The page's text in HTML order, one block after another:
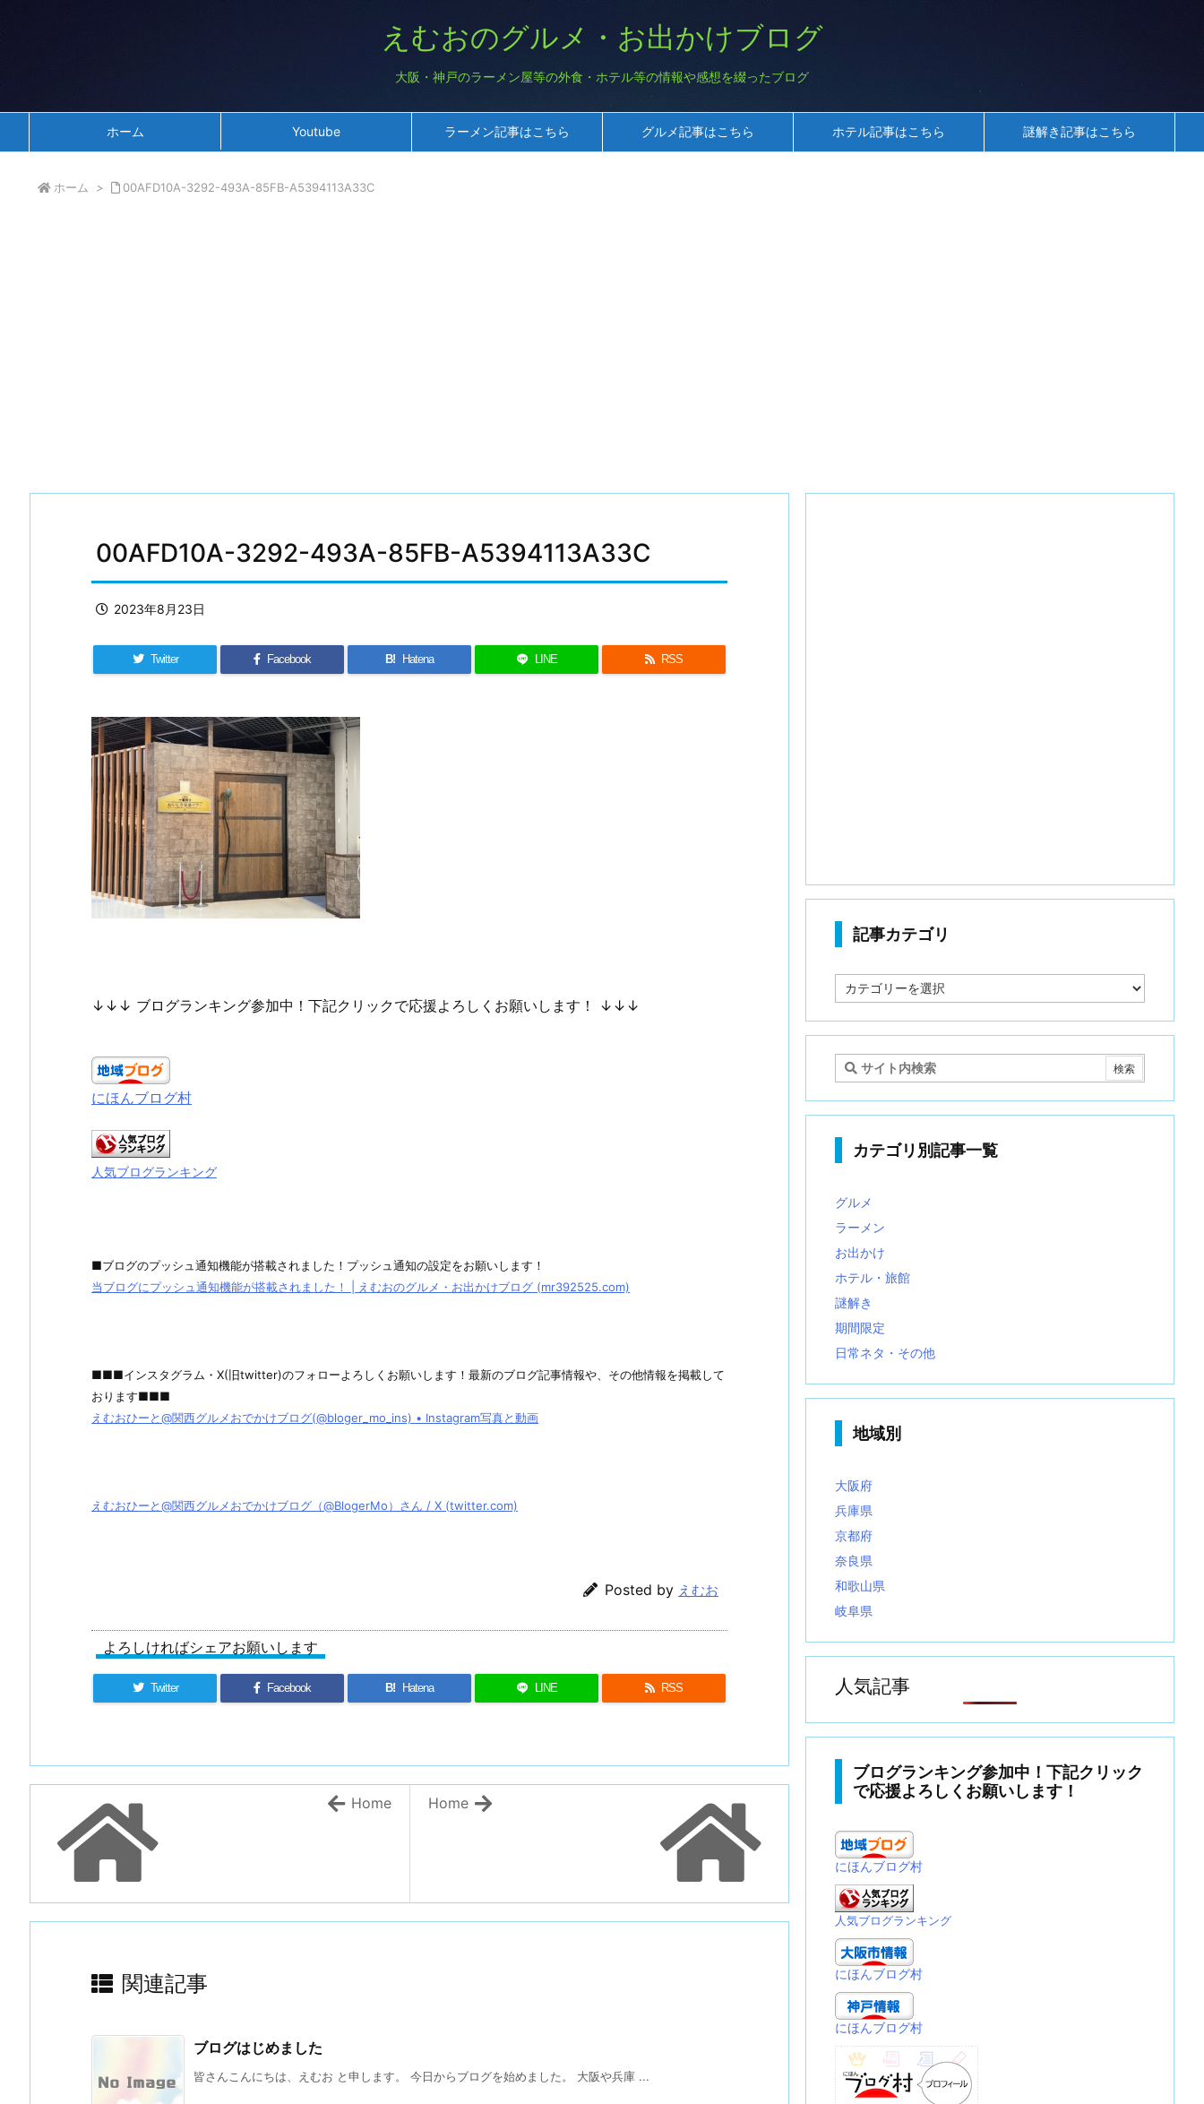
えむおのグルメ・お出かけブログ
大阪・神戸のラーメン屋等の外食・ホテル等の情報や感想を綴ったブログ
ホーム Youtube ラーメン記事はこちら グルメ記事はこちら ホテル記事はこちら 謎解き記事はこちら
ホーム > 00AFD10A-3292-493A-85FB-A5394113A33C
00AFD10A-3292-493A-85FB-A5394113A33C
2023年8月23日
Twitter Facebook B! Hatena LINE RSS
↓↓↓ ブログランキング参加中！下記クリックで応援よろしくお願いします！ ↓↓↓
にほんブログ村
人気ブログランキング
■ブログのプッシュ通知機能が搭載されました！プッシュ通知の設定をお願いします！
当ブログにプッシュ通知機能が搭載されました！ | えむおのグルメ・お出かけブログ (mr392525.com)
■■■インスタグラム・X(旧twitter)のフォローよろしくお願いします！最新のブログ記事情報や、その他情報を掲載して
おります■■■
えむおひーと@関西グルメおでかけブログ(@bloger_mo_ins) • Instagram写真と動画
えむおひーと@関西グルメおでかけブログ（@BlogerMo）さん / X (twitter.com)
Posted by えむお
よろしければシェアお願いします
Twitter Facebook B! Hatena LINE RSS
Home
Home
関連記事
ブログはじめました
皆さんこんにちは、えむお と申します。 今日からブログを始めました。 大阪や兵庫 ...
記事カテゴリ
事
テ
リ
カテゴリ別記事一覧
グルメ
ラーメン
お出かけ
ホテル・旅館
謎解き
期間限定
日常ネタ・その他
地域別
大阪府
兵庫県
京都府
奈良県
和歌山県
岐阜県
人気記事
ブログランキング参加中！下記クリック
で応援よろしくお願いします！
にほんブログ村
人気ブログランキング
にほんブログ村
にほんブログ村